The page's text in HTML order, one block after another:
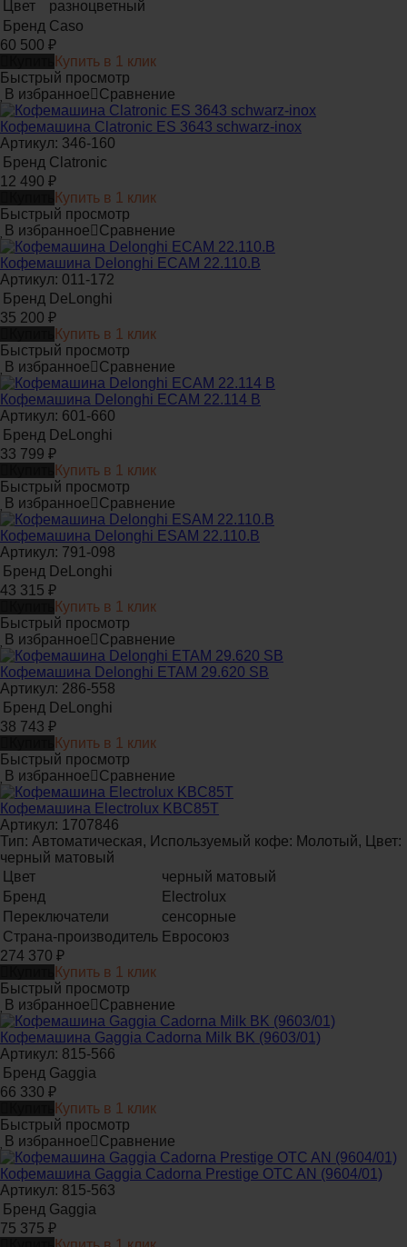
Цвет
разноцветный
Бренд Caso
60 500 ₽
Купить в 1 клик
Быстрый просмотр
В избранное
Сравнение
Кофемашина Clatronic ES 3643 schwarz-inox
Артикул: 346-160
Бренд Clatronic
12 490 ₽
Купить в 1 клик
Быстрый просмотр
В избранное
Сравнение
Кофемашина Delonghi ECAM 22.110.B
Артикул: 011-172
Бренд DeLonghi
35 200 ₽
Купить в 1 клик
Быстрый просмотр
В избранное
Сравнение
Кофемашина Delonghi ECAM 22.114 B
Артикул: 601-660
Бренд DeLonghi
33 799 ₽
Купить в 1 клик
Быстрый просмотр
В избранное
Сравнение
Кофемашина Delonghi ESAM 22.110.B
Артикул: 791-098
Бренд DeLonghi
43 315 ₽
Купить в 1 клик
Быстрый просмотр
В избранное
Сравнение
Кофемашина Delonghi ETAM 29.620 SB
Артикул: 286-558
Бренд DeLonghi
38 743 ₽
Купить в 1 клик
Быстрый просмотр
В избранное
Сравнение
Кофемашина Electrolux KBC85T
Артикул: 1707846
Тип: Автоматическая, Используемый кофе: Молотый, Цвет:
черный матовый
Цвет
черный матовый
Бренд
Electrolux
Переключатели
сенсорные
Страна-производитель Евросоюз
274 370 ₽
Купить в 1 клик
Быстрый просмотр
В избранное
Сравнение
Кофемашина Gaggia Cadorna Milk BK (9603/01)
Артикул: 815-566
Бренд Gaggia
66 330 ₽
Купить в 1 клик
Быстрый просмотр
В избранное
Сравнение
Кофемашина Gaggia Cadorna Prestige OTC AN (9604/01)
Артикул: 815-563
Бренд Gaggia
75 375 ₽